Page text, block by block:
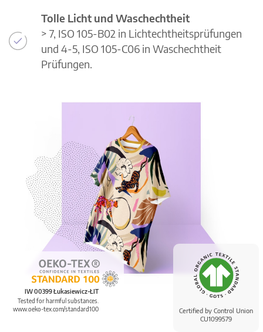
Certified by Control Union
CU1099579
IW 00399 Łukasiewicz-ŁIT
Tested for harmful substances.
www.oeko-tex.com/standard100
Tolle Licht und Waschechtheit
> 7, ISO 105-B02 in Lichtechtheitsprüfungen
und 4-5, ISO 105-C06 in Waschechtheit
Prüfungen.